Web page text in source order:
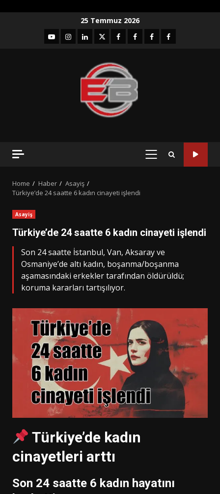
25 Temmuz 2026
YouTubeInstagram
LinkedIntwitterfacebook-Facebook-
Facebook-Facebook-
PRIMARY
Home Haber
Asayiş
Türkiye’de 24 saatte 6 kadın cinayeti işlendi
Asayiş
Türkiye’de 24 saatte 6 kadın cinayeti işlendi
Son 24 saatte İstanbul, Van, Aksaray ve
Osmaniye’de altı kadın, boşanma/boşanma
aşamasındaki erkekler tarafından öldürüldü;
koruma kararları tartışılıyor.
Türkiye’de kadın
cinayetleri arttı
Son 24 saatte 6 kadın hayatını